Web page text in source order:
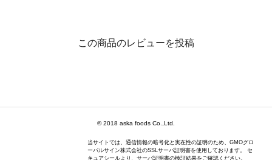
この商品のレビューを投稿
© 2018 aska foods Co.,Ltd.
当サイトでは、通信情報の暗号化と実在性の証明のため、GMOグロ
ーバルサイン株式会社のSSLサーバ証明書を使用しております。 セ
キュアシールより、サーバ証明書の検証結果をご確認ください。